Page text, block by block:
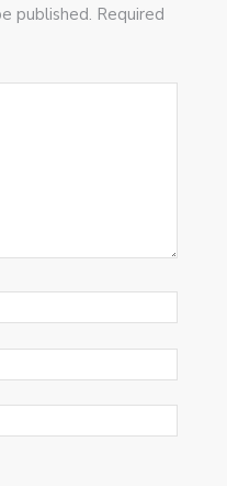
published. Required